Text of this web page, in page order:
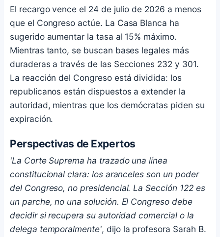
El recargo vence el 24 de julio de 2026 a menos
que el Congreso actúe. La Casa Blanca ha
sugerido aumentar la tasa al 15% máximo.
Mientras tanto, se buscan bases legales más
duraderas a través de las Secciones 232 y 301.
La reacción del Congreso está dividida: los
republicanos están dispuestos a extender la
autoridad, mientras que los demócratas piden su
expiración.
Perspectivas de Expertos
'La Corte Suprema ha trazado una línea
constitucional clara: los aranceles son un poder
del Congreso, no presidencial. La Sección 122 es
un parche, no una solución. El Congreso debe
decidir si recupera su autoridad comercial o la
delega temporalmente', dijo la profesora Sarah B.